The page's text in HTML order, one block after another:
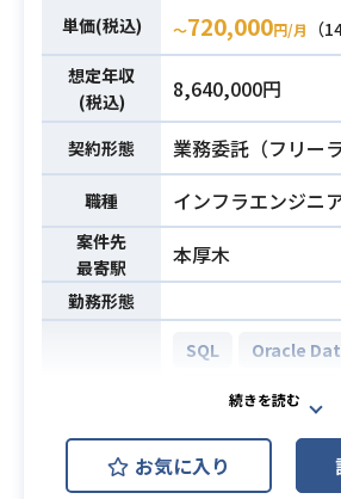
業務内容
・データベース操
・運用システムの
ューティング
・本番環境クエリ実
・システムリソー
Lab/Hub）
（AWS：IAM/EC2/
S3/…）
・作業マニュアル作
・オフショア対応
ル英語化
・土日（半日程度
等）
・Oracle、SQL
単価(税込) 〜720,000円/月
（
想定年収
(税込)
8,640,000円
契約形態 業務委託（フリーラ
職種 インフラエンジニ
案件先
最寄駅
本厚木
勤務形態
開発環境
SQL
Oracle
Microsoft SQL
AWS EC2 (Amazon
AWS ECS
AWS
お気に入り